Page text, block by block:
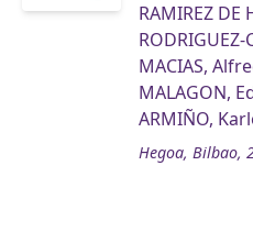
RAMIREZ DE
MACIAS,
MALAGON,
ARMIÑO,
Hegoa, Bilbao,